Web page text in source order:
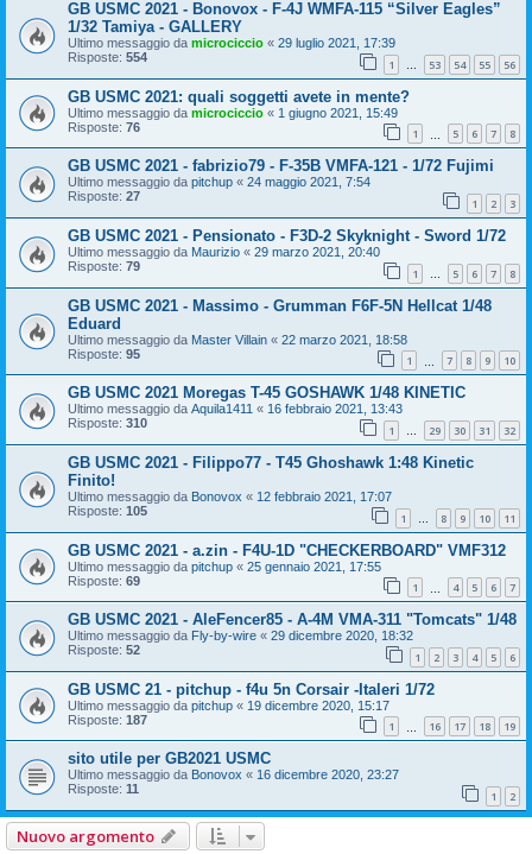
GB USMC 2021 - Bonovox - F-4J WMFA-115 “Silver Eagles”
1/32 Tamiya - GALLERY
Ultimo messaggio da microciccio « 29 luglio 2021, 17:39
Risposte: 554 1 … 53 54 55 56
GB USMC 2021: quali soggetti avete in mente?
Ultimo messaggio da microciccio « 1 giugno 2021, 15:49
Risposte: 76 1 5 6 7 8
GB USMC 2021 - fabrizio79 - F-35B VMFA-121 - 1/72 Fujimi
Ultimo messaggio da pitchup « 24 maggio 2021, 7:54
Risposte: 27 1 2 3
GB USMC 2021 - Pensionato - F3D-2 Skyknight - Sword 1/72
Ultimo messaggio da Maurizio « 29 marzo 2021, 20:40
Risposte: 79 1 … 5 6 7 8
GB USMC 2021 - Massimo - Grumman F6F-5N Hellcat 1/48
Eduard
Ultimo messaggio da Master Villain « 22 marzo 2021, 18:58
Risposte: 95 1 7 8 9 10
GB USMC 2021 Moregas T-45 GOSHAWK 1/48 KINETIC
Ultimo messaggio da Aquila1411 « 16 febbraio 2021, 13:43
Risposte: 310 1 … 29 30 31 32
GB USMC 2021 - Filippo77 - T45 Ghoshawk 1:48 Kinetic
Finito!
Ultimo messaggio da Bonovox « 12 febbraio 2021, 17:07
Risposte: 105 1 8 9 10 11
GB USMC 2021 - a.zin - F4U-1D "CHECKERBOARD" VMF312
Ultimo messaggio da pitchup « 25 gennaio 2021, 17:55
Risposte: 69 1 4 5 6 7
GB USMC 2021 - AleFencer85 - A-4M VMA-311 "Tomcats" 1/48
Ultimo messaggio da Fly-by-wire « 29 dicembre 2020, 18:32
Risposte: 52 1 2 3 4 5 6
GB USMC 21 - pitchup - f4u 5n Corsair -Italeri 1/72
Ultimo messaggio da pitchup « 19 dicembre 2020, 15:17
Risposte: 187 1 16 17 18 19
sito utile per GB2021 USMC
Ultimo messaggio da Bonovox « 16 dicembre 2020, 23:27
Risposte: 11 1 2
Nuovo argomento